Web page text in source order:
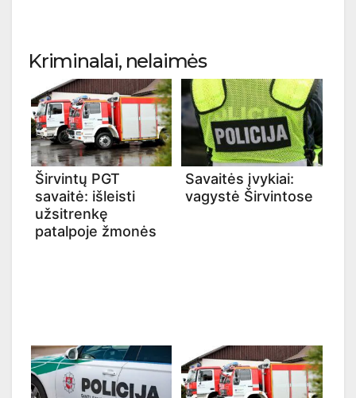
Kriminalai, nelaimės
Širvintų PGT
savaitė: išleisti
užsitrenkę
patalpoje žmonės
Savaitės įvykiai:
vagystė Širvintose